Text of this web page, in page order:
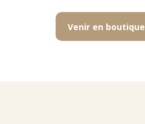
Venir en boutique